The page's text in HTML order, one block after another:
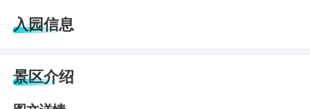
入园信息
景区介绍